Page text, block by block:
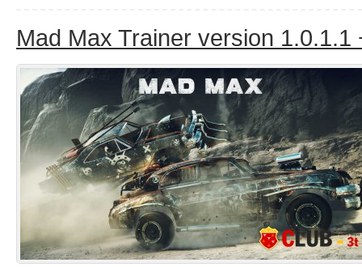
Mad Max Trainer version 1.0.1.1